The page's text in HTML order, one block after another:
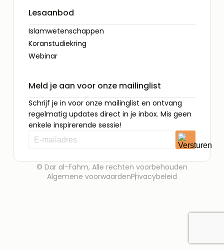
Lesaanbod
Islamwetenschappen
Koranstudiekring
Webinar
Meld je aan voor onze mailinglist
Schrijf je in voor onze mailinglist en ontvang
regelmatig updates direct in je inbox. Mis geen
enkele inspirerende sessie!
© Dar al-Fahm, Alle rechten voorbehouden
Algemene voorwaardenPrivacybeleid